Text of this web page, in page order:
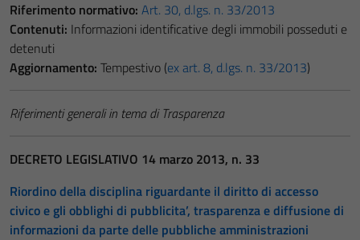
Riferimento normativo: Art. 30, d.lgs. n. 33/2013
Contenuti: Informazioni identificative degli immobili posseduti e
detenuti
Aggiornamento: Tempestivo (ex art. 8, d.lgs. n. 33/2013)
Riferimenti generali in tema di Trasparenza
DECRETO LEGISLATIVO 14 marzo 2013, n. 33
Riordino della disciplina riguardante il diritto di accesso
civico e gli obblighi di pubblicita’, trasparenza e diffusione di
informazioni da parte delle pubbliche amministrazioni